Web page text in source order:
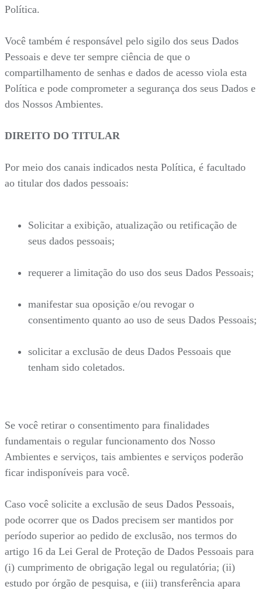
Política.
Você também é responsável pelo sigilo dos seus Dados
Pessoais e deve ter sempre ciência de que o
compartilhamento de senhas e dados de acesso viola esta
Política e pode comprometer a segurança dos seus Dados e
dos Nossos Ambientes.
DIREITO DO TITULAR
Por meio dos canais indicados nesta Política, é facultado
ao titular dos dados pessoais:
Solicitar a exibição, atualização ou retificação de
seus dados pessoais;
requerer a limitação do uso dos seus Dados Pessoais;
manifestar sua oposição e/ou revogar o
consentimento quanto ao uso de seus Dados Pessoais;
solicitar a exclusão de deus Dados Pessoais que
tenham sido coletados.
Se você retirar o consentimento para finalidades
fundamentais o regular funcionamento dos Nosso
Ambientes e serviços, tais ambientes e serviços poderão
ficar indisponíveis para você.
Caso você solicite a exclusão de seus Dados Pessoais,
pode ocorrer que os Dados precisem ser mantidos por
período superior ao pedido de exclusão, nos termos do
artigo 16 da Lei Geral de Proteção de Dados Pessoais para
(i) cumprimento de obrigação legal ou regulatória; (ii)
estudo por órgão de pesquisa, e (iii) transferência apara